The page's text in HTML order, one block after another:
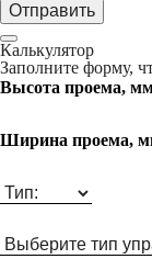
Калькулятор
Заполните форму,
Высота проема,
Ширина проема,